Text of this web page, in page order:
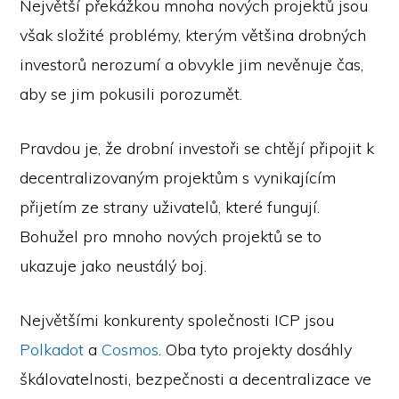
Největší překážkou mnoha nových projektů jsou
však složité problémy, kterým většina drobných
investorů nerozumí a obvykle jim nevěnuje čas,
aby se jim pokusili porozumět.
Pravdou je, že drobní investoři se chtějí připojit k
decentralizovaným projektům s vynikajícím
přijetím ze strany uživatelů, které fungují.
Bohužel pro mnoho nových projektů se to
ukazuje jako neustálý boj.
Největšími konkurenty společnosti ICP jsou
Polkadot aCosmos. Oba tyto projekty dosáhly
škálovatelnosti, bezpečnosti a decentralizace ve